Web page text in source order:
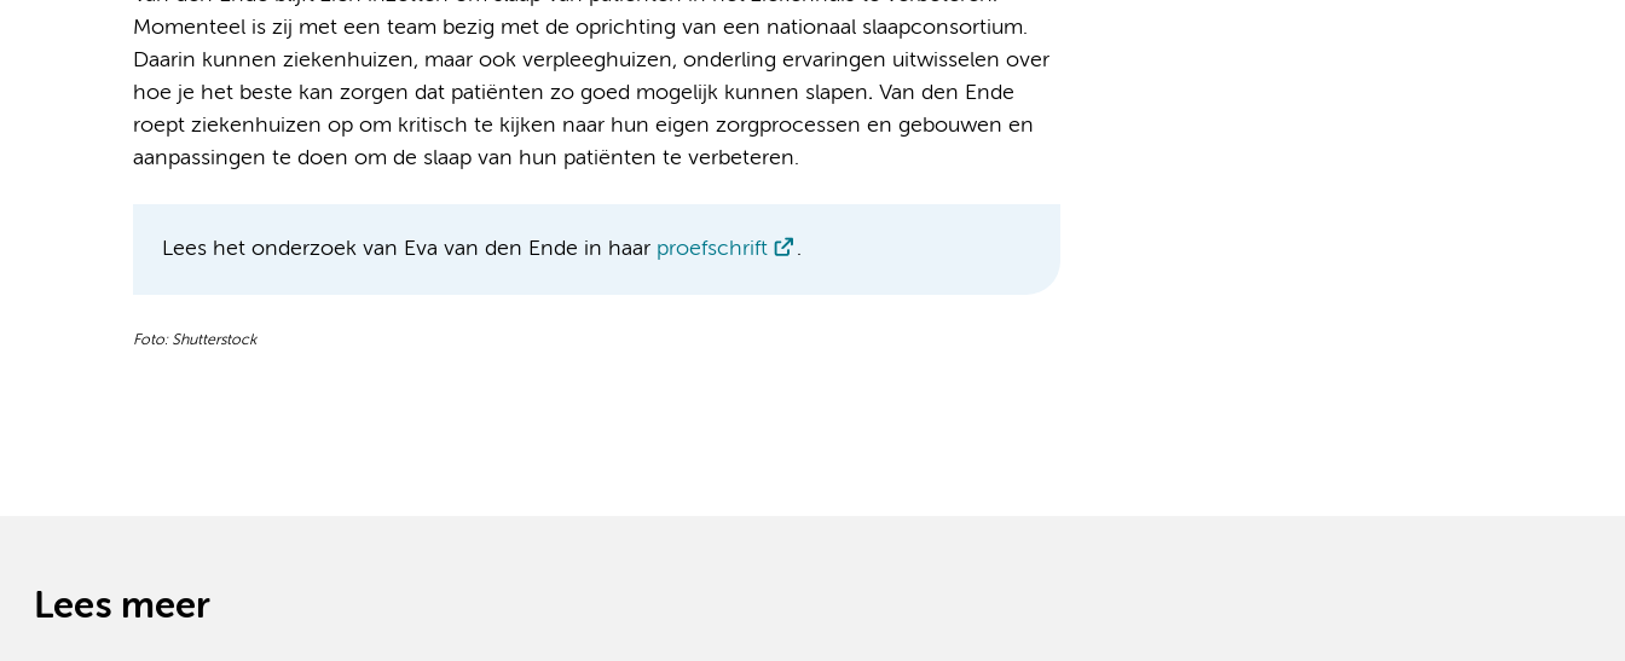
Momenteel is zij met een team bezig met de oprichting van een nationaal slaapconsortium.
Daarin kunnen ziekenhuizen, maar ook verpleeghuizen, onderling ervaringen uitwisselen over
hoe je het beste kan zorgen dat patiënten zo goed mogelijk kunnen slapen. Van den Ende
roept ziekenhuizen op om kritisch te kijken naar hun eigen zorgprocessen en gebouwen en
aanpassingen te doen om de slaap van hun patiënten te verbeteren.
Lees het onderzoek van Eva van den Ende in haar proefschrift .
Foto: Shutterstock
Lees meer